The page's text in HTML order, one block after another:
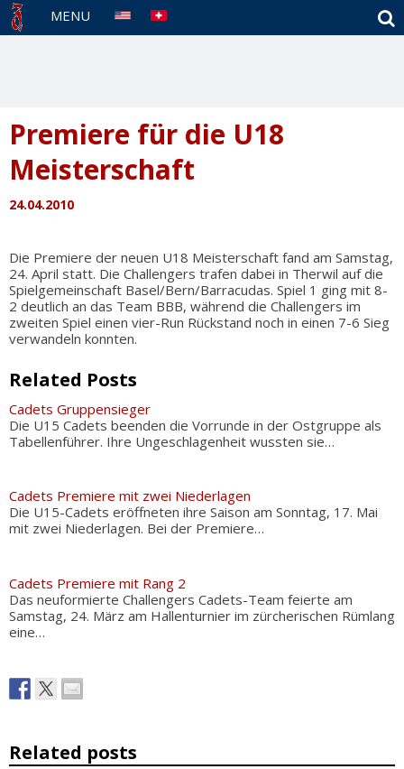
MENU
Premiere für die U18
Meisterschaft
24.04.2010
Die Premiere der neuen U18 Meisterschaft fand am Samstag,
24. April statt. Die Challengers trafen dabei in Therwil auf die
Spielgemeinschaft Basel/Bern/Barracudas. Spiel 1 ging mit 8-
2 deutlich an das Team BBB, während die Challengers im
zweiten Spiel einen vier-Run Rückstand noch in einen 7-6 Sieg
verwandeln konnten.
Related Posts
Cadets Gruppensieger
Die U15 Cadets beenden die Vorrunde in der Ostgruppe als
Tabellenführer. Ihre Ungeschlagenheit wussten sie…
Cadets Premiere mit zwei Niederlagen
Die U15-Cadets eröffneten ihre Saison am Sonntag, 17. Mai
mit zwei Niederlagen. Bei der Premiere…
Cadets Premiere mit Rang 2
Das neuformierte Challengers Cadets-Team feierte am
Samstag, 24. März am Hallenturnier im zürcherischen Rümlang
eine…
Related posts